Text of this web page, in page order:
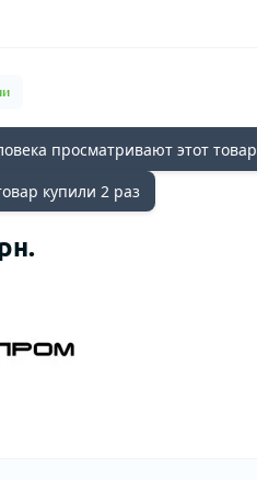
просматривают этот товар
купили 2 раз